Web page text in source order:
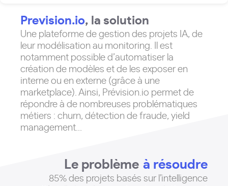
Prevision.io, la solution
Une plateforme de gestion des projets IA, de
leur modélisation au monitoring. Il est
notamment possible d’automatiser la
création de modèles et de les exposer en
interne ou en externe (grâce à une
marketplace). Ainsi, Prévision.io permet de
répondre à de nombreuses problématiques
métiers : churn, détection de fraude, yield
management…
Le problème à résoudre
85% des projets basés sur l’intelligence